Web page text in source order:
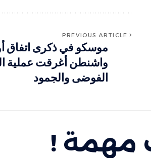
PREVIOUS ARTICLE
موسكو في ذكرى اتفاق
واشنطن أغرقت عملية
الفوضى والجمود ​​​​​​​
مهمة !